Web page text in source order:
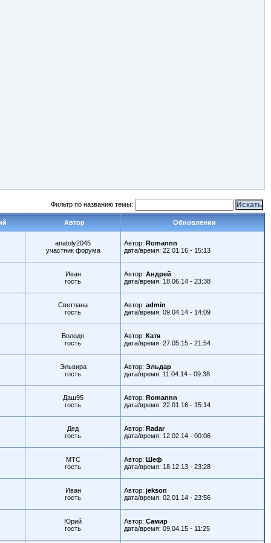
Фильтр по названию темы:
Автор Обновления
anatoly2045
участник форума
Автор: Romannn
дата/время: 22.01.16 - 15:13
Иван
гость
Автор: Андрей
дата/время: 18.06.14 - 23:38
Светлана
гость
Автор: admin
дата/время: 09.04.14 - 14:09
Володя
гость
Автор: Катя
дата/время: 27.05.15 - 21:54
Эльвира
гость
Автор: Эльдар
дата/время: 11.04.14 - 09:38
Даш95
гость
Автор: Romannn
дата/время: 22.01.16 - 15:14
Дед
гость
Автор: Radar
дата/время: 12.02.14 - 00:06
МТС
гость
Автор: Шеф
дата/время: 18.12.13 - 23:28
Иван
гость
Автор: jekson
дата/время: 02.01.14 - 23:56
Юрий
гость
Автор: Самир
дата/время: 09.04.15 - 11:25